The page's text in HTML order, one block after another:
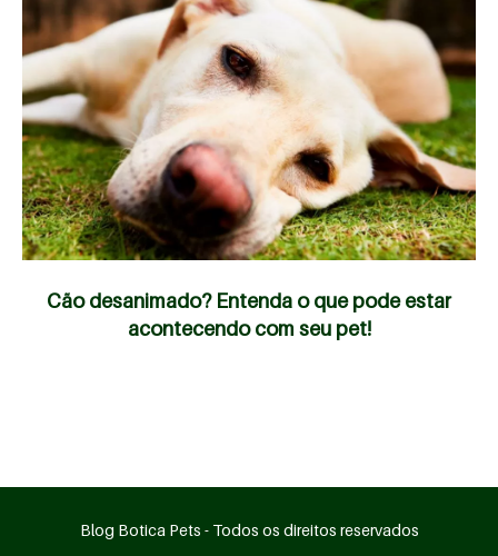
Cão desanimado? Entenda o que pode estar
acontecendo com seu pet!
Blog Botica Pets - Todos os direitos reservados